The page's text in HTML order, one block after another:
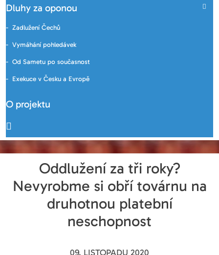
Dluhy za oponou
Zadlužení Čechů
Vymáhání pohledávek
Od Sametu po současnost
Exekuce v Česku a Evropě
O projektu
Oddlužení za tři roky?
Nevyrobme si obří továrnu na
druhotnou platební
neschopnost
09. LISTOPADU 2020